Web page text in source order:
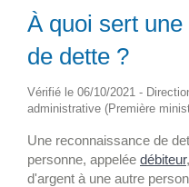
À quoi sert
de dette ?
Vérifié le 06/10/2021 -
administrative (Première
Une reconnaissance de
personne, appelée débiteur
d'argent à une autre